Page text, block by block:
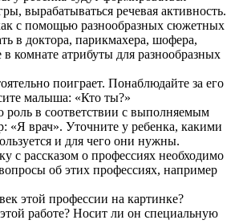
вырабатываться речевая активность.
с помощью разнообразных сюжетных
в доктора, парикмахера, шофера,
комнате атрибуты для разнообразных
поиграет. Понаблюдайте за его
малыша: «Кто ты?»
в соответствии с выполняемым
«Я врач». Уточните у ребенка, какими
и для чего они нужны.
с рассказом о профессиях необходимо
об этих профессиях, например
этой профессии на картинке?
работе? Носит ли он специальную